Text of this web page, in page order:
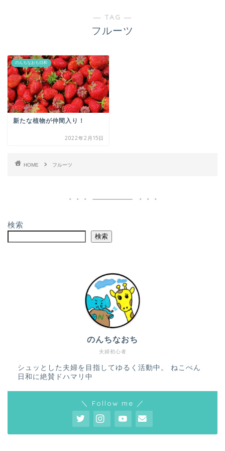
― TAG ―
フルーツ
のんちなおち日和
新たな植物が仲間入り！
2022年2月15日
HOME フルーツ
検索
検索
夫婦初心者
のんちなおち
シュッとした夫婦を目指してゆるく活動中。 ねこぺん
日和に絶賛ドハマリ中
＼ Follow me ／